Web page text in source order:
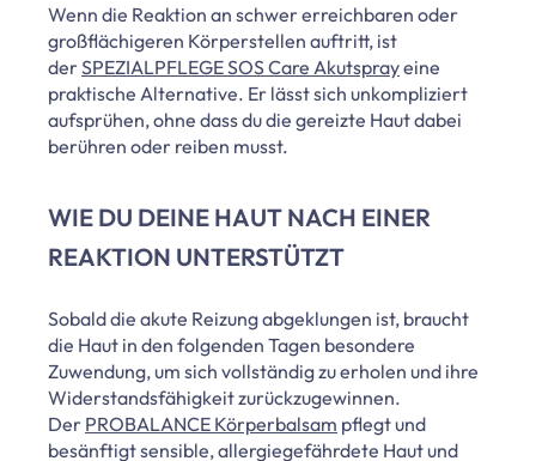
Wenn die Reaktion an schwer erreichbaren oder
großflächigeren Körperstellen auftritt, ist
derSPEZIALPFLEGE SOS Care Akutsprayeine
praktische Alternative. Er lässt sich unkompliziert
aufsprühen, ohne dass du die gereizte Haut dabei
berühren oder reiben musst.
WIE DU DEINE HAUT NACH EINER
REAKTION UNTERSTÜTZT
Sobald die akute Reizung abgeklungen ist, braucht
die Haut in den folgenden Tagen besondere
Zuwendung, um sich vollständig zu erholen und ihre
Widerstandsfähigkeit zurückzugewinnen.
Der PROBALANCE Körperbalsam pflegt und
besänftigt sensible, allergiegefährdete Haut und